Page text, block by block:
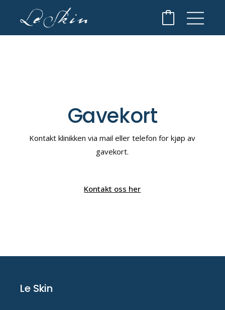
Gavekort
Kontakt klinikken via mail eller telefon for kjøp av
gavekort.
Kontakt oss her
Le Skin